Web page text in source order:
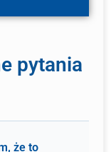
pytania
że to